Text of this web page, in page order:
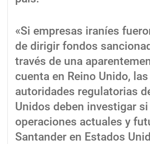
«Si empresas iraníes
de dirigir fondos
través de una
cuenta en Reino Unido, las
autoridades regulatorias
Unidos deben investigar
operaciones actuales y
Santander en Estados